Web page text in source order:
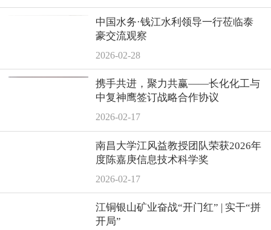
中国水务·钱江水利领导一行莅临泰
豪交流观察
2026-02-28
携手共进，聚力共赢——长化化工与
中复神鹰签订战略合作协议
2026-02-17
南昌大学江风益教授团队荣获2026年
度陈嘉庚信息技术科学奖
2026-02-17
江铜银山矿业奋战“开门红” | 实干“拼
开局”